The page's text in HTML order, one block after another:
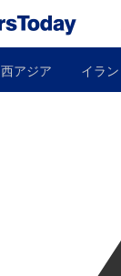
西アジア イラン